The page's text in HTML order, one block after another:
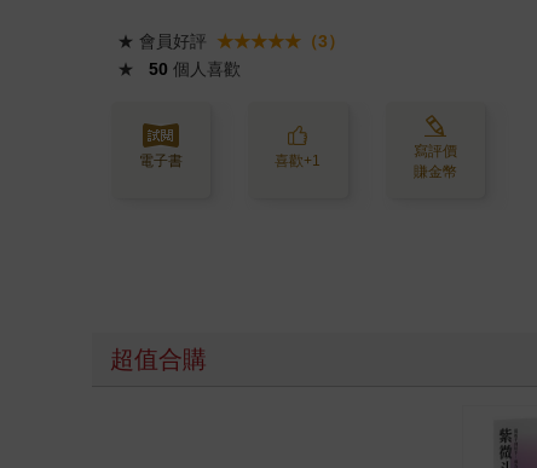
★ 會員好評
★★★★★（3）
★
50 個人喜歡
電子書 喜歡+1
寫評價
賺金幣
超值合購